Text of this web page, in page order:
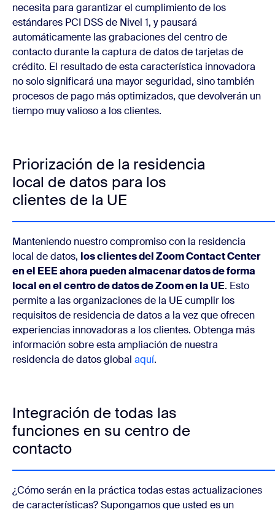
necesita para garantizar el cumplimiento de los
estándares PCI DSS de Nivel 1, y pausará
automáticamente las grabaciones del centro de
contacto durante la captura de datos de tarjetas de
crédito. El resultado de esta característica innovadora
no solo significará una mayor seguridad, sino también
procesos de pago más optimizados, que devolverán un
tiempo muy valioso a los clientes.
Priorización de la residencia
local de datos para los
clientes de la UE
Manteniendo nuestro compromiso con la residencia
local de datos, los clientes del Zoom Contact Center
en el EEE ahora pueden almacenar datos de forma
local en el centro de datos de Zoom en la UE. Esto
permite a las organizaciones de la UE cumplir los
requisitos de residencia de datos a la vez que ofrecen
experiencias innovadoras a los clientes. Obtenga más
información sobre esta ampliación de nuestra
residencia de datos global aquí.
Integración de todas las
funciones en su centro de
contacto
¿Cómo serán en la práctica todas estas actualizaciones
de características? Supongamos que usted es un